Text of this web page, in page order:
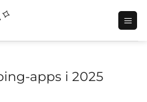
apps i 2025